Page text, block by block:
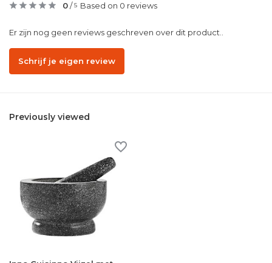
0/5 Based on 0 reviews
Er zijn nog geen reviews geschreven over dit product..
Schrijf je eigen review
Previously viewed